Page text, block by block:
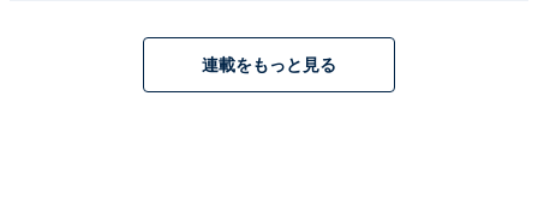
連載をもっと見る